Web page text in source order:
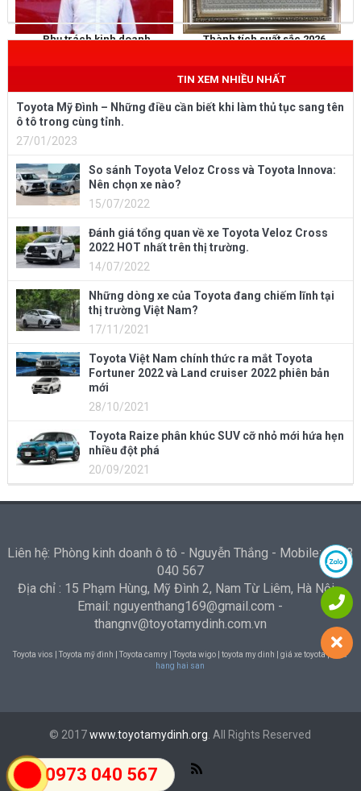
0973 040 567
Phụ trách kinh doanh Thành tích suất sắc 2026
TIN XEM NHIỀU NHẤT
Toyota Mỹ Đình – Những điều cần biết khi làm thủ tục sang tên
ô tô trong cùng tỉnh.
27/01/2023
So sánh Toyota Veloz Cross và Toyota Innova:
Nên chọn xe nào?
15/07/2022
Đánh giá tổng quan về xe Toyota Veloz Cross
2022 HOT nhất trên thị trường.
14/07/2022
Những dòng xe của Toyota đang chiếm lĩnh tại
thị trường Việt Nam?
17/11/2021
Toyota Việt Nam chính thức ra mắt Toyota
Fortuner 2022 và Land cruiser 2022 phiên bản
mới
28/10/2021
Toyota Raize phân khúc SUV cỡ nhỏ mới hứa hẹn
nhiều đột phá
20/09/2021
Liên hệ: Phòng kinh doanh ô tô - Nguyễn Thắng - Mobile: 0973
040 567
Địa chỉ : 15 Phạm Hùng, Mỹ Đình 2, Nam Từ Liêm, Hà Nội -
Email: nguyenthang169@gmail.com -
thangnv@toyotamydinh.com.vn
Toyota vios | Toyota mỹ đình | Toyota camry | Toyota wigo | toyota my dinh | giá xe toyota |
Nha
hang hai san
© 2017www.toyotamydinh.org . All Rights Reserved